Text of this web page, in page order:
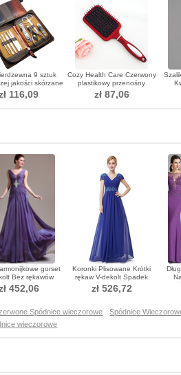
9 sztuk
jakości skórzane
Męska ozdoba
116,09
Cozy Health Care Czerwony
plastikowy przenośny
masaż Adornment
zł 87,06
gorset
Bez rękawów
wieczorowe
452,06
Koronki Plisowane Krótki
rękaw V-dekolt Spadek
Sukienka wieczorowe
zł 526,72
Spódnice wieczorowe
Spódnice
wieczorowe